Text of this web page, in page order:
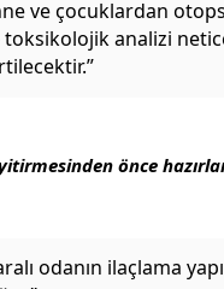
ve çocuklardan
analizi
önce
odanın ilaçlama